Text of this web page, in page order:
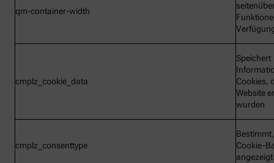
qm-container-width
cmplz_cookie_data
Speichert
Cookies,
Website
wurden
cmplz_consenttype
Cookie-